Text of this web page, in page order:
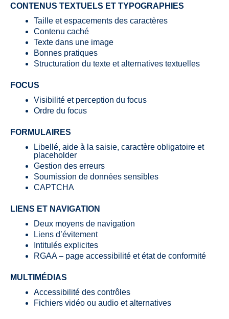
CONTENUS TEXTUELS ET TYPOGRAPHIES
Taille et espacements des caractères
Contenu caché
Texte dans une image
Bonnes pratiques
Structuration du texte et alternatives textuelles
FOCUS
Visibilité et perception du focus
Ordre du focus
FORMULAIRES
Libellé, aide à la saisie, caractère obligatoire et
placeholder
Gestion des erreurs
Soumission de données sensibles
CAPTCHA
LIENS ET NAVIGATION
Deux moyens de navigation
Liens d’évitement
Intitulés explicites
RGAA – page accessibilité et état de conformité
MULTIMÉDIAS
Accessibilité des contrôles
Fichiers vidéo ou audio et alternatives